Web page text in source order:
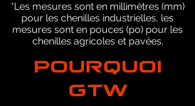
*Les mesures sont en millimètres (mm)
pour les chenilles industrielles, les
mesures sont en pouces (po) pour les
chenilles agricoles et pavées.
POURQUOI
GTW